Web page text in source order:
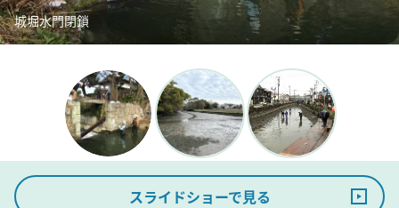
城堀水門閉鎖
スライドショーで見る